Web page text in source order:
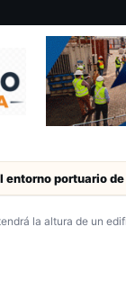
de Arica
la altura de un